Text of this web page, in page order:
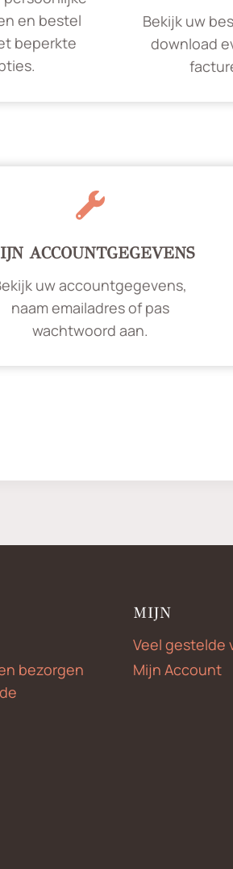
en bestel
beperkte
Bekijk uw
download
ACCOUNTGEGEVENS
uw accountgegevens,
naam emailadres of pas
wachtwoord aan.
bezorgen
MIJN
Veel gestelde
Mijn Account